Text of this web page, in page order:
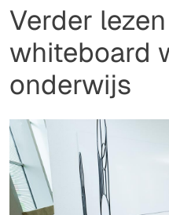
Verder
whiteboard
onderwijs